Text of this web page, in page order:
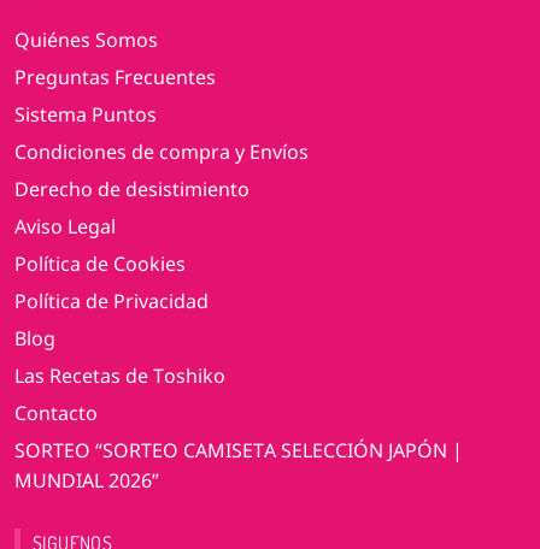
Quiénes Somos
Preguntas Frecuentes
Sistema Puntos
Condiciones de compra y Envíos
Derecho de desistimiento
Aviso Legal
Política de Cookies
Política de Privacidad
Blog
Las Recetas de Toshiko
Contacto
SORTEO “SORTEO CAMISETA SELECCIÓN JAPÓN |
MUNDIAL 2026”
SIGUENOS